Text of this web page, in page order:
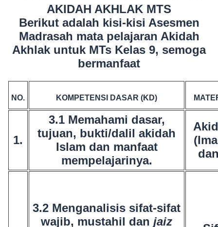
AKIDAH AKHLAK MTS
Berikut adalah kisi-kisi Asesmen
Madrasah mata pelajaran Akidah
Akhlak untuk MTs Kelas 9, semoga
bermanfaat
NO. KOMPETENSI DASAR (KD)
1.
3.1 Memahami dasar,
tujuan, bukti/dalil akidah
Islam dan manfaat
mempelajarinya.
3.2 Menganalisis sifat-sifat
wajib, mustahil dan jaiz